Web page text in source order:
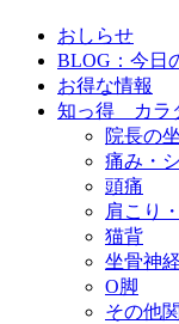
おしらせ
BLOG：今日
お得な情報
知っ得 カラ
院長の
痛み・
頭痛
肩こり
猫背
坐骨神
O脚
その他